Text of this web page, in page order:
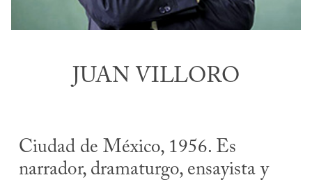
JUAN VILLORO
Ciudad de México, 1956. Es
narrador, dramaturgo, ensayista y